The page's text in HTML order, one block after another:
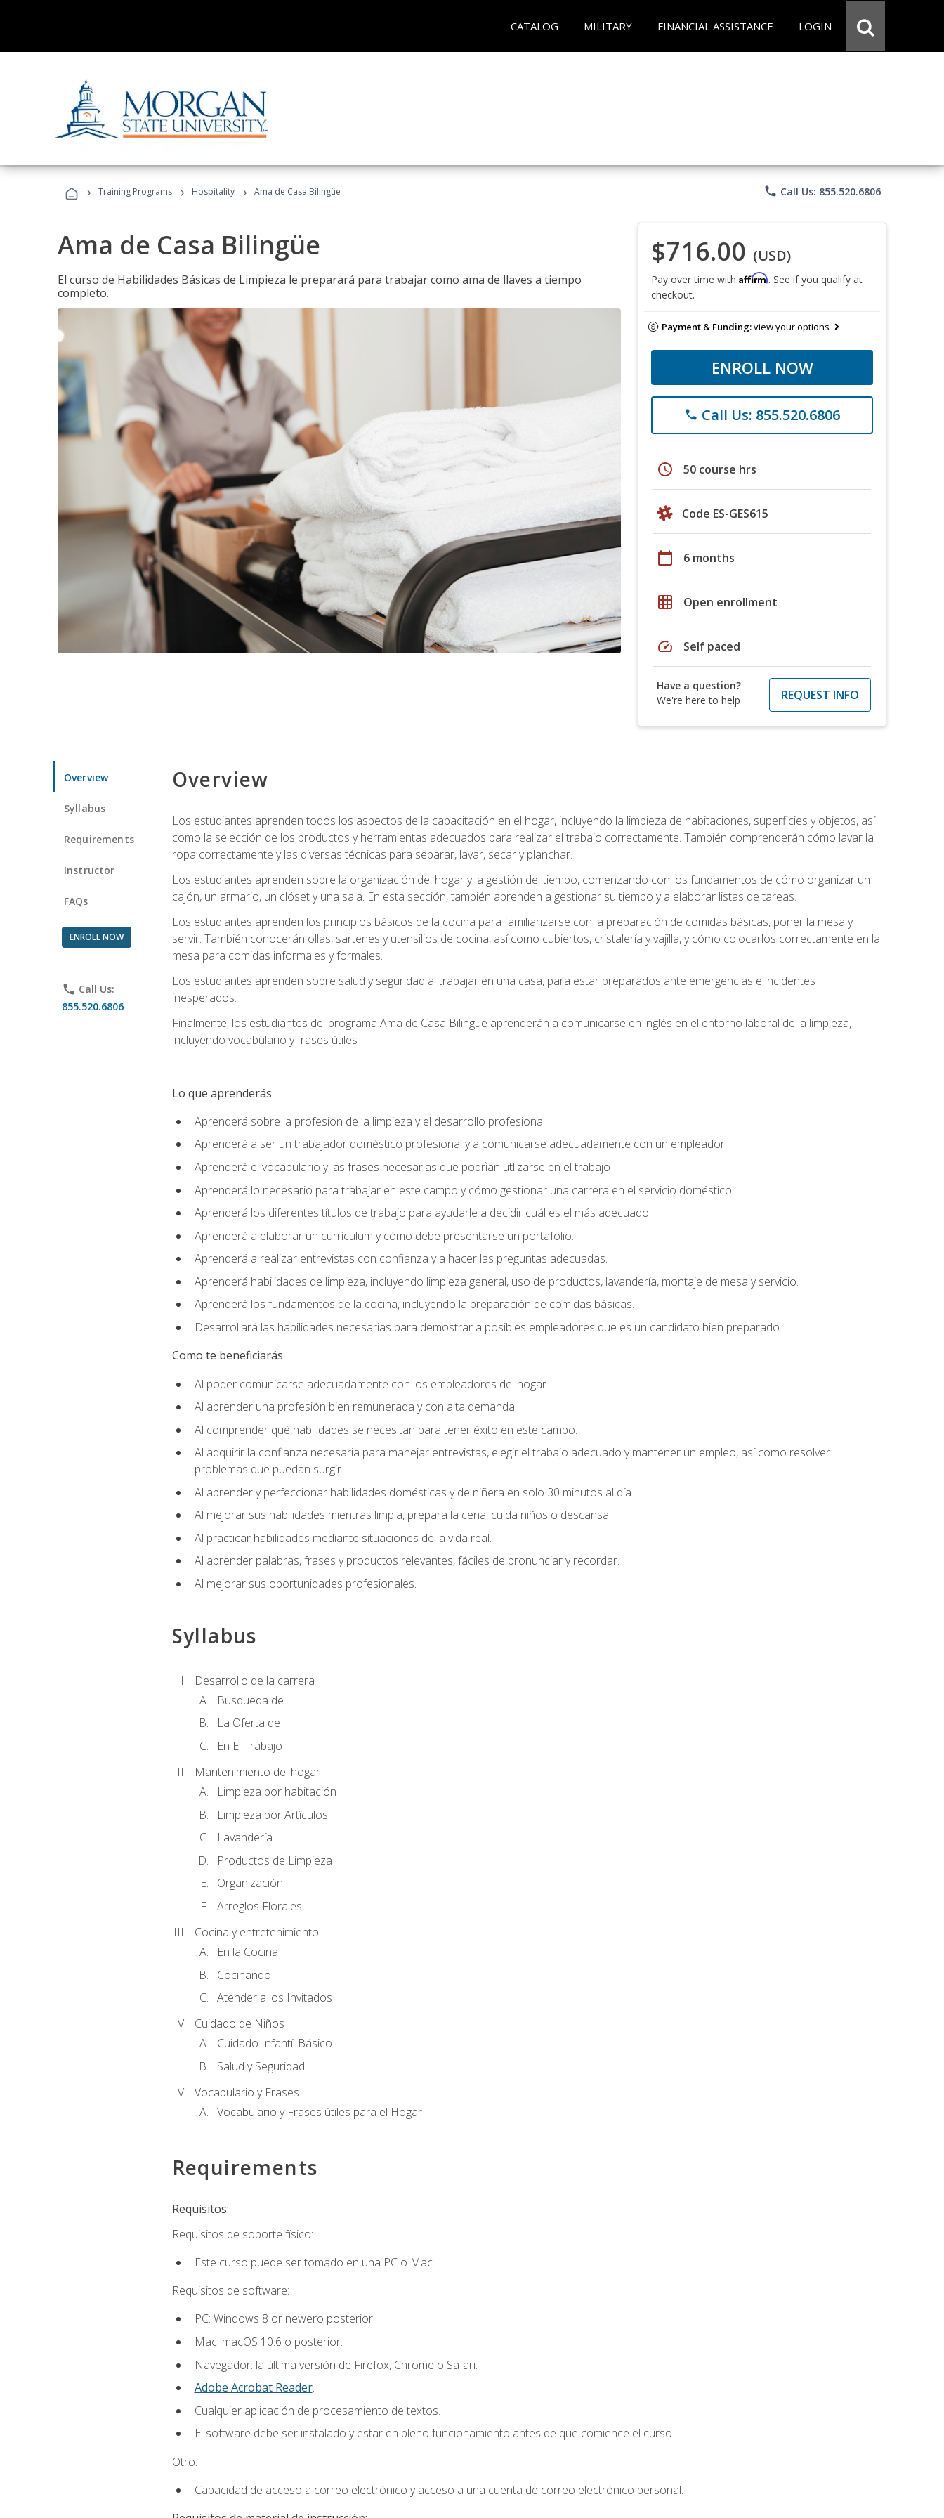
CATALOG MILITARY FINANCIAL ASSISTANCE LOGIN
› Training Programs › Hospitality › Ama de Casa Bilingüe phone Call Us: 855.520.6806
Ama de Casa Bilingüe
El curso de Habilidades Básicas de Limpieza le preparará para trabajar como ama de llaves a tiempo
completo.
$716.00 (USD)
Pay over time with Affirm. See if you qualify at
checkout.
Payment & Funding:view your options
ENROLL NOW
phone Call Us: 855.520.6806
schedule 50 course hrs
Code ES-GES615
calendar_today 6 months
grid_on Open enrollment
speed Self paced
Have a question?
We're here to help
REQUEST INFO
Overview
Syllabus
Requirements
Instructor
FAQs
ENROLL NOW
phone Call Us:
855.520.6806
Overview
Los estudiantes aprenden todos los aspectos de la capacitación en el hogar, incluyendo la limpieza de habitaciones, superficies y objetos, así
como la selección de los productos y herramientas adecuados para realizar el trabajo correctamente. También comprenderán cómo lavar la
ropa correctamente y las diversas técnicas para separar, lavar, secar y planchar.
Los estudiantes aprenden sobre la organización del hogar y la gestión del tiempo, comenzando con los fundamentos de cómo organizar un
cajón, un armario, un clóset y una sala. En esta sección, también aprenden a gestionar su tiempo y a elaborar listas de tareas.
Los estudiantes aprenden los principios básicos de la cocina para familiarizarse con la preparación de comidas básicas, poner la mesa y
servir. También conocerán ollas, sartenes y utensilios de cocina, así como cubiertos, cristalería y vajilla, y cómo colocarlos correctamente en la
mesa para comidas informales y formales.
Los estudiantes aprenden sobre salud y seguridad al trabajar en una casa, para estar preparados ante emergencias e incidentes
inesperados.
Finalmente, los estudiantes del programa Ama de Casa Bilingüe aprenderán a comunicarse en inglés en el entorno laboral de la limpieza,
incluyendo vocabulario y frases útiles
Lo que aprenderás
Aprenderá sobre la profesión de la limpieza y el desarrollo profesional.
Aprenderá a ser un trabajador doméstico profesional y a comunicarse adecuadamente con un empleador.
Aprenderá el vocabulario y las frases necesarias que podrìan utlizarse en el trabajo
Aprenderá lo necesario para trabajar en este campo y cómo gestionar una carrera en el servicio doméstico.
Aprenderá los diferentes títulos de trabajo para ayudarle a decidir cuál es el más adecuado.
Aprenderá a elaborar un currículum y cómo debe presentarse un portafolio.
Aprenderá a realizar entrevistas con confianza y a hacer las preguntas adecuadas.
Aprenderá habilidades de limpieza, incluyendo limpieza general, uso de productos, lavandería, montaje de mesa y servicio.
Aprenderá los fundamentos de la cocina, incluyendo la preparación de comidas básicas.
Desarrollará las habilidades necesarias para demostrar a posibles empleadores que es un candidato bien preparado.
Como te beneficiarás
Al poder comunicarse adecuadamente con los empleadores del hogar.
Al aprender una profesión bien remunerada y con alta demanda.
Al comprender qué habilidades se necesitan para tener éxito en este campo.
Al adquirir la confianza necesaria para manejar entrevistas, elegir el trabajo adecuado y mantener un empleo, así como resolver
problemas que puedan surgir.
Al aprender y perfeccionar habilidades domésticas y de niñera en solo 30 minutos al día.
Al mejorar sus habilidades mientras limpia, prepara la cena, cuida niños o descansa.
Al practicar habilidades mediante situaciones de la vida real.
Al aprender palabras, frases y productos relevantes, fáciles de pronunciar y recordar.
Al mejorar sus oportunidades profesionales.
Syllabus
Desarrollo de la carrera
Busqueda de
La Oferta de
En El Trabajo
Mantenimiento del hogar
Limpieza por habitación
Limpieza por Artîculos
Lavandería
Productos de Limpieza
Organización
Arreglos Florales l
Cocina y entretenimiento
En la Cocina
Cocinando
Atender a los Invitados
Cuidado de Niños
Cuidado Infantíl Básico
Salud y Seguridad
Vocabulario y Frases
Vocabulario y Frases útiles para el Hogar
Requirements
Requisitos:
Requisitos de soporte físico:
Este curso puede ser tomado en una PC o Mac.
Requisitos de software:
PC: Windows 8 or newero posterior.
Mac: macOS 10.6 o posterior.
Navegador: la última versión de Firefox, Chrome o Safari.
Adobe Acrobat Reader.
Cualquier aplicación de procesamiento de textos.
El software debe ser instalado y estar en pleno funcionamiento antes de que comience el curso.
Otro:
Capacidad de acceso a correo electrónico y acceso a una cuenta de correo electrónico personal.